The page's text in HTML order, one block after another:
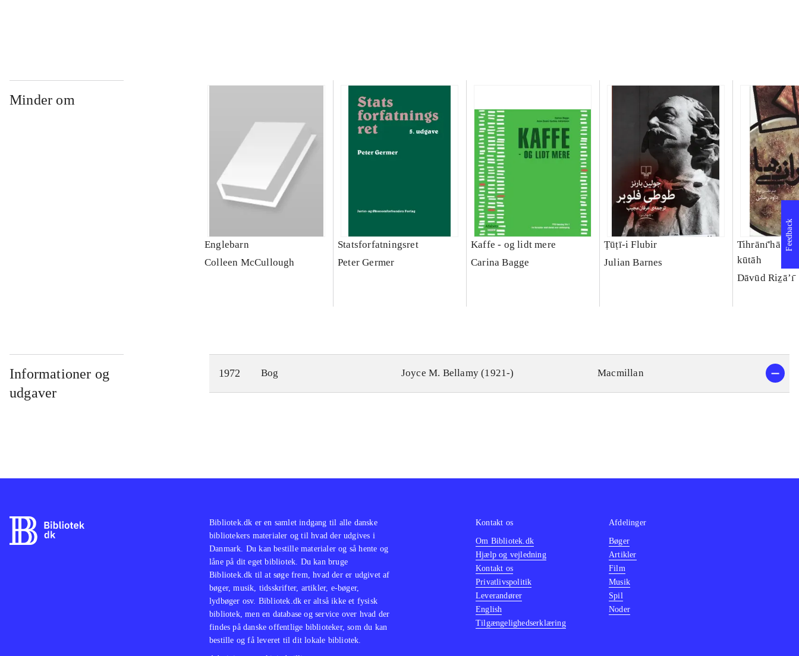
Minder om
Englebarn
Colleen McCullough
Statsforfatningsret
Peter Germer
Kaffe - og lidt mere
Carina Bagge
Ṭūṭī-i Flubir
Julian Barnes
Tihrānı̄'hā :
kūtāh
Dāvūd Riz̤āʼı̄
Informationer og
udgaver
1972 Bog Joyce M. Bellamy (1921-) Macmillan
Feedback
Bibliotek.dk er en samlet indgang til alle danske
bibliotekers materialer og til hvad der udgives i
Danmark. Du kan bestille materialer og så hente og
låne på dit eget bibliotek. Du kan bruge
Bibliotek.dk til at søge frem, hvad der er udgivet af
bøger, musik, tidsskrifter, artikler, e-bøger,
lydbøger osv. Bibliotek.dk er altså ikke et fysisk
bibliotek, men en database og service over hvad der
findes på danske offentlige biblioteker, som du kan
bestille og få leveret til dit lokale bibliotek.
Kontakt os
Om Bibliotek.dk
Hjælp og vejledning
Kontakt os
Privatlivspolitik
Leverandører
English
Tilgængelighedserklæring
Afdelinger
Bøger
Artikler
Film
Musik
Spil
Noder